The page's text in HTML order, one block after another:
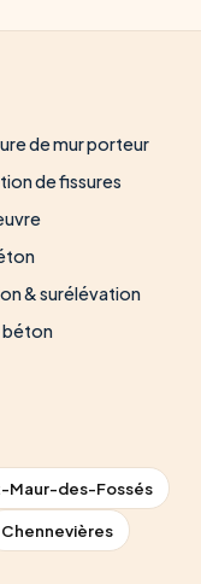
de mur porteur
de fissures
& surélévation
béton
Maur-des-Fossés
Chennevières